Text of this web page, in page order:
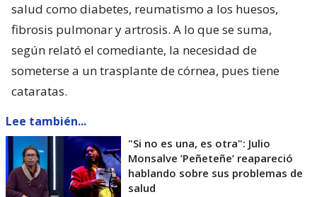
salud como diabetes, reumatismo a los huesos,
fibrosis pulmonar y artrosis. A lo que se suma,
según relató el comediante, la necesidad de
someterse a un trasplante de córnea, pues tiene
cataratas.
Lee también...
"Si no es una, es otra": Julio
Monsalve ’Peñeteñe’ reapareció
hablando sobre sus problemas de
salud